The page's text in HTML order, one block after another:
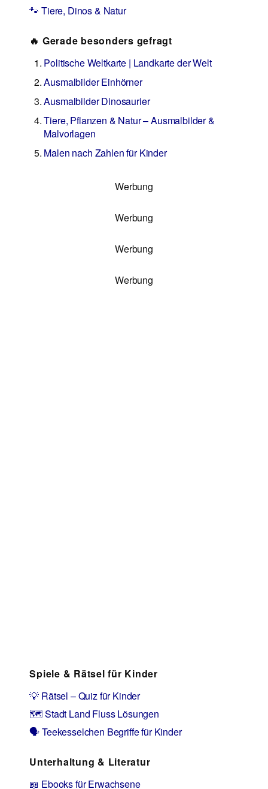
🐾 Tiere, Dinos & Natur
🔥 Gerade besonders gefragt
Politische Weltkarte | Landkarte der Welt
Ausmalbilder Einhörner
Ausmalbilder Dinosaurier
Tiere, Pflanzen & Natur – Ausmalbilder &
Malvorlagen
Malen nach Zahlen für Kinder
Werbung
Werbung
Werbung
Werbung
Spiele & Rätsel für Kinder
💡 Rätsel – Quiz für Kinder
🗺️ Stadt Land Fluss Lösungen
🗣️ Teekesselchen Begriffe für Kinder
Unterhaltung & Literatur
📖 Ebooks für Erwachsene